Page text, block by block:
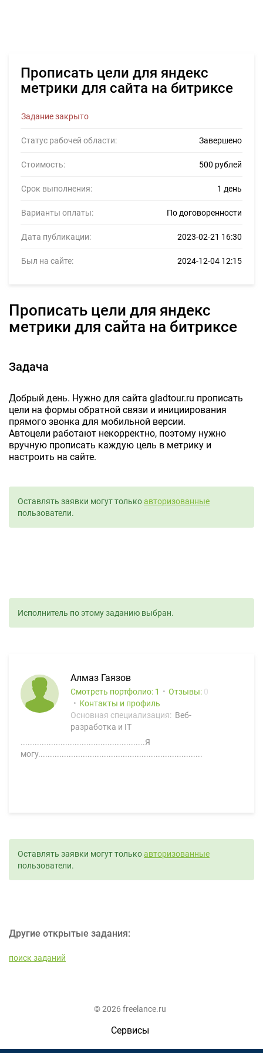
Прописать цели для яндекс
метрики для сайта на битриксе
Задание закрыто
Статус рабочей области: Завершено
Стоимость: 500 рублей
Срок выполнения: 1 день
Варианты оплаты: По договоренности
Дата публикации: 2023-02-21 16:30
Был на сайте: 2024-12-04 12:15
Прописать цели для яндекс
метрики для сайта на битриксе
Задача
Добрый день. Нужно для сайта gladtour.ru прописать
цели на формы обратной связи и инициирования
прямого звонка для мобильной версии.
Автоцели работают некорректно, поэтому нужно
вручную прописать каждую цель в метрику и
настроить на сайте.
Оставлять заявки могут толькоавторизованные
пользователи.
Исполнитель по этому заданию выбран.
Алмаз Гаязов
Смотреть портфолио: 1 Отзывы: 0
Контакты и профиль
Основная специализация: Веб-
разработка и IT
.....................................................Я
могу......................................................................
Оставлять заявки могут толькоавторизованные
пользователи.
Другие открытые задания:
поиск заданий
© 2026 freelance.ru
Сервисы